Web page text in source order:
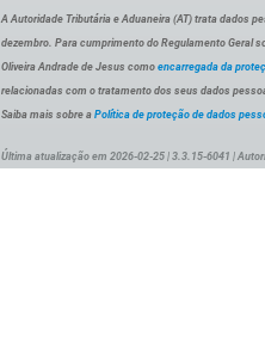
A Autoridade Tributária e Aduaneira (AT) trata dados
dezembro. Para cumprimento do Regulamento Geral
Oliveira Andrade de Jesus como encarregada da
relacionadas com o tratamento dos seus dados
Saiba mais sobre a Política de proteção de dados
Última atualização em 2026-02-25 | 3.3.15-6041 |